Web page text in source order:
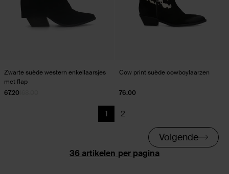
Zwarte suède western enkellaarsjes
met flap
67.20
Cow print suède cowboylaarzen
76.00
per pagina
Huidige pagina
1
Vorige
2
Volgende